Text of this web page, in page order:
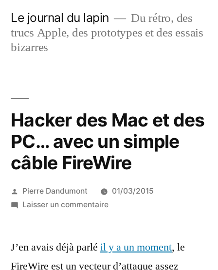
contenu
Le journal du lapin
Du rétro, des
trucs Apple, des prototypes et des essais
bizarres
Hacker des Mac et des
PC… avec un simple
câble FireWire
Publié
par
Pierre Dandumont
01/03/2015
Laisser un commentairesur
Mac
J’en avais déjà parlé il y a un moment, le
FireWire est un vecteur d’attaque assez